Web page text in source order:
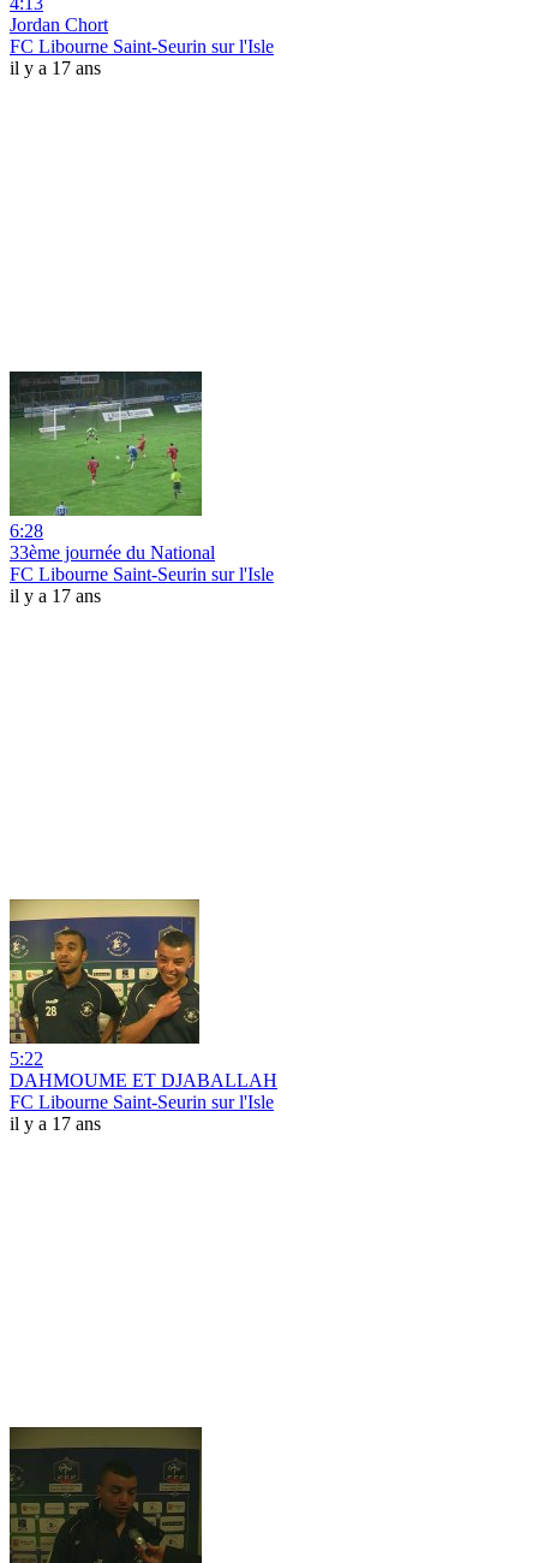
Jordan Chort
FC Libourne Saint-Seurin sur l'Isle
il y a 17 ans
6:28
33ème journée du National
FC Libourne Saint-Seurin sur l'Isle
il y a 17 ans
5:22
DAHMOUME ET DJABALLAH
FC Libourne Saint-Seurin sur l'Isle
il y a 17 ans